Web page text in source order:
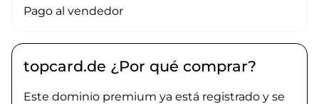
Pago al vendedor
topcard.de ¿Por qué comprar?
Este dominio premium ya está registrado y se